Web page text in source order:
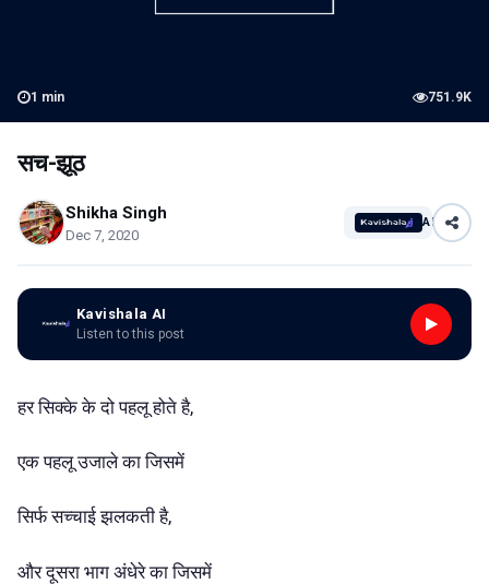
1 min 751.9K
सच-झूठ
Shikha Singh
Dec 7, 2020
AI
Kavishala AI
Listen to this post
हर सिक्के के दो पहलू होते है,
एक पहलू उजाले का जिसमें
सिर्फ सच्चाई झलकती है,
और दूसरा भाग अंधेरे का जिसमें